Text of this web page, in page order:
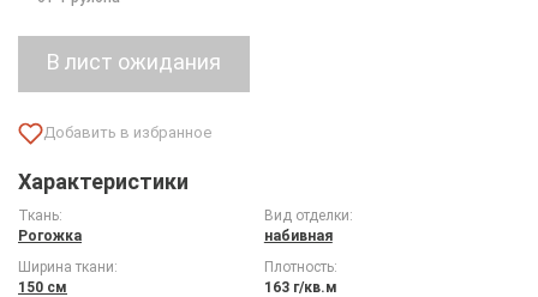
Характеристики
Ткань:
Рогожка
Вид отделки:
набивная
Ширина ткани:
150 см
Плотность:
163 г/кв.м